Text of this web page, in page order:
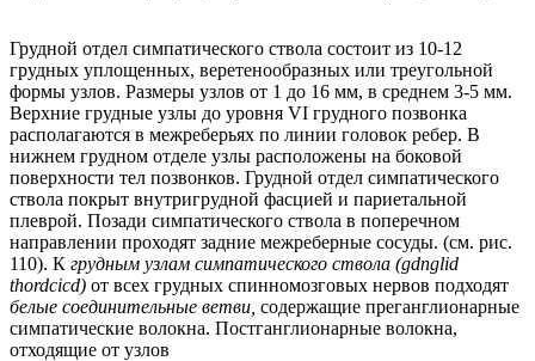
Грудной отдел симпатического ствола состоит из 10-12
грудных уплощенных, веретенообразных или треугольной
формы узлов. Размеры узлов от 1 до 16 мм, в среднем 3-5 мм.
Верхние грудные узлы до уровня VI грудного позвонка
располагаются в межреберьях по линии головок ребер. В
нижнем грудном отделе узлы расположены на боковой
поверхности тел позвонков. Грудной отдел симпатического
ствола покрыт внутригрудной фасцией и париетальной
плеврой. Позади симпатического ствола в поперечном
направлении проходят задние межреберные сосуды. (см. рис.
110). К грудным узлам симпатического ствола (gdnglid
thordcicd) от всех грудных спинномозговых нервов подходят
белые соединительные ветви, содержащие преганглионарные
симпатические волокна. Постганглионарные волокна,
отходящие от узлов